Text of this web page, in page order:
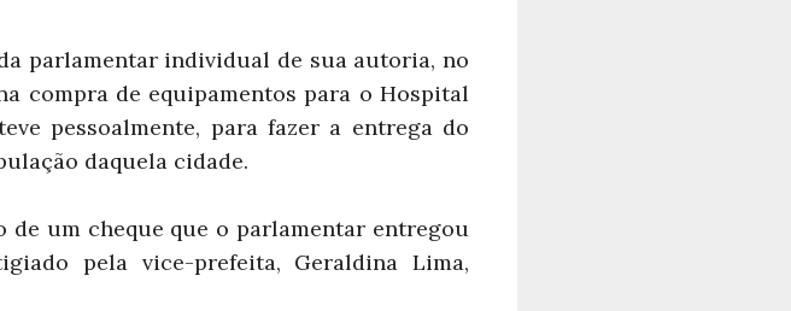
parlamentar individual de sua autoria, no
compra de equipamentos para o Hospital
pessoalmente, para fazer a entrega do
daquela cidade.
um cheque que o parlamentar entregou
pela vice-prefeita, Geraldina Lima,